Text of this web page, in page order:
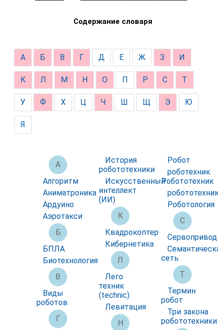
Содержание словаря
А Б В Г Д Е Ж З И
К Л М Н О П Р С Т
У Ф Х Ц Ч Ш Щ Э Ю
Я
А
Алгоритм
Аниматроника
Ардуино
Аэротакси
Б
БПЛА
Биотехнология
В
Виды
роботов
Г
История
робототехники
Искусственный
интеллект
(ИИ)
К
Квадрокоптер
Кибернетика
Л
Лего
техник
(technic)
Левитация
Н
Робот
роботехник
Робототехник
Роботология
С
Сервопривод
сеть
Т
Термин
робот
Три закона
робототехники